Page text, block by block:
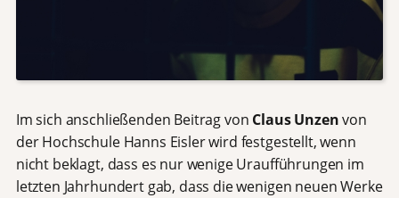
Im sich anschließenden Beitrag von Claus Unzenvon
der Hochschule Hanns Eisler wird festgestellt, wenn
nicht beklagt, dass es nur wenige Uraufführungen im
letzten Jahrhundert gab, dass die wenigen neuen Werke